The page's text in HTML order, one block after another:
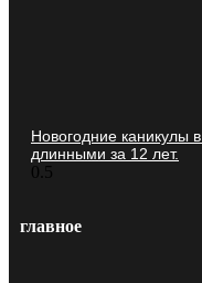
Новогодние каникулы
длинными за 12 лет.
главное